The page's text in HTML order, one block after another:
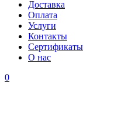
Доставка
Оплата
Услуги
Контакты
Cертификаты
О нас
0